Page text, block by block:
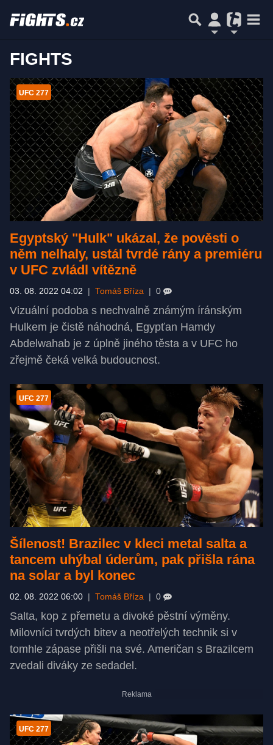
FIGHTS
UFC 277
Egyptský "Hulk" ukázal, že pověsti o
něm nelhaly, ustál tvrdé rány a premiéru
v UFC zvládl vítězně
03. 08. 2022 04:02 Tomáš Bříza 0
Vizuální podoba s nechvalně známým íránským
Hulkem je čistě náhodná, Egypťan Hamdy
Abdelwahab je z úplně jiného těsta a v UFC ho
zřejmě čeká velká budoucnost.
UFC 277
Šílenost! Brazilec v kleci metal salta a
tancem uhýbal úderům, pak přišla rána
na solar a byl konec
02. 08. 2022 06:00 Tomáš Bříza 0
Salta, kop z přemetu a divoké pěstní výměny.
Milovníci tvrdých bitev a neotřelých technik si v
tomhle zápase přišli na své. Američan s Brazilcem
zvedali diváky ze sedadel.
UFC 277